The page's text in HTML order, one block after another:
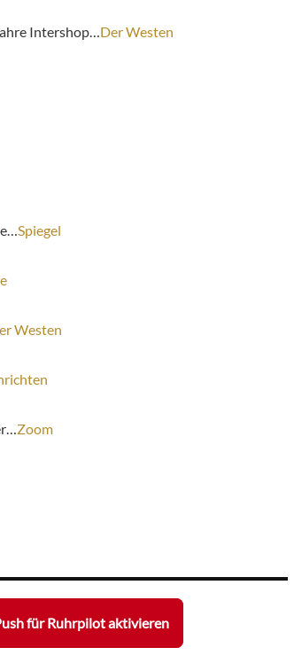
Intershop… Der Westen
Spiegel
Westen
Zoom
für Ruhrpilot aktivieren